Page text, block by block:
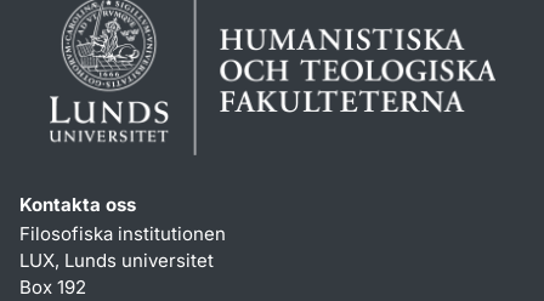
Kontakta oss
Filosofiska institutionen
LUX, Lunds universitet
Box 192